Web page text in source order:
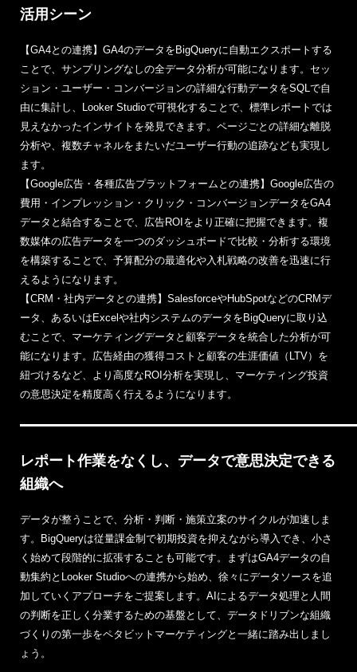
活用シーン
【GA4との連携】GA4のデータをBigQueryに自動エクスポートする
ことで、サンプリングなしの全データ分析が可能になります。セッ
ション・ユーザー・コンバージョンの詳細な行動データをSQLで自
由に集計し、Looker Studioで可視化することで、標準レポートでは
見えなかったインサイトを発見できます。ページごとの詳細な離脱
分析や、複数チャネルをまたいだユーザー行動の追跡なども実現し
ます。
【Google広告・各種広告プラットフォームとの連携】Google広告の
費用・インプレッション・クリック・コンバージョンデータをGA4
データと結合することで、広告ROIをより正確に把握できます。複
数媒体の広告データを一つのダッシュボードで比較・分析する環境
を構築することで、予算配分の最適化や入札戦略の改善を迅速に行
えるようになります。
【CRM・社内データとの連携】SalesforceやHubSpotなどのCRMデ
ータ、あるいはExcelや社内システムのデータをBigQueryに取り込
むことで、マーケティングデータと顧客データを統合した分析が可
能になります。広告経由の獲得コストと顧客の生涯価値（LTV）を
紐づけるなど、より高度なROI分析を実現し、マーケティング投資
の意思決定を精度高く行えるようになります。
レポート作業をなくし、データで意思決定できる
組織へ
データが整うことで、分析・判断・施策立案のサイクルが加速しま
す。BigQueryは従量課金制で初期投資を抑えながら導入でき、小さ
く始めて段階的に拡張することも可能です。まずはGA4データの自
動集約とLooker Studioへの連携から始め、徐々にデータソースを追
加していくアプローチをご提案します。AIによるデータ処理と人間
の判断を正しく分業するための基盤として、データドリブンな組織
づくりの第一歩をペタビットマーケティングと一緒に踏み出しまし
ょう。